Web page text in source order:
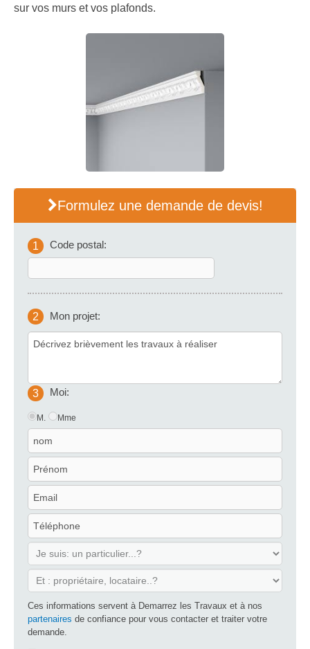
sur vos murs et vos plafonds.
Formulez une demande de devis!
1 Code postal:
2 Mon projet:
3 Moi:
M. Mme
Ces informations servent à Demarrez les Travaux et à nos
partenaires de confiance pour vous contacter et traiter votre
demande.